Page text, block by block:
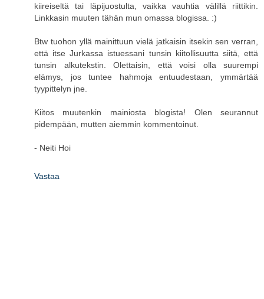
kiireiseltä tai läpijuostulta, vaikka vauhtia välillä riittikin.
Linkkasin muuten tähän mun omassa blogissa. :)
Btw tuohon yllä mainittuun vielä jatkaisin itsekin sen verran,
että itse Jurkassa istuessani tunsin kiitollisuutta siitä, että
tunsin alkutekstin. Olettaisin, että voisi olla suurempi
elämys, jos tuntee hahmoja entuudestaan, ymmärtää
tyypittelyn jne.
Kiitos muutenkin mainiosta blogista! Olen seurannut
pidempään, mutten aiemmin kommentoinut.
- Neiti Hoi
Vastaa